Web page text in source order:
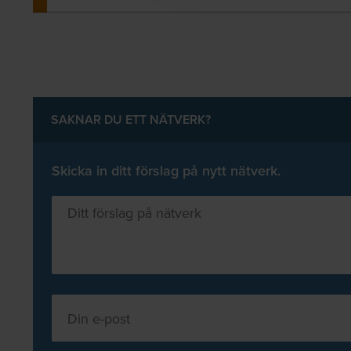
SAKNAR DU ETT NÄTVERK?
Skicka in ditt förslag på nytt nätverk.